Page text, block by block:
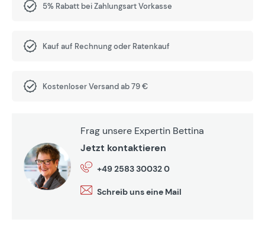
5% Rabatt bei Zahlungsart Vorkasse
Kauf auf Rechnung oder Ratenkauf
Kostenloser Versand ab 79 €
Frag unsere Expertin Bettina
Jetzt kontaktieren
+49 2583 30032 0
Schreib uns eine Mail